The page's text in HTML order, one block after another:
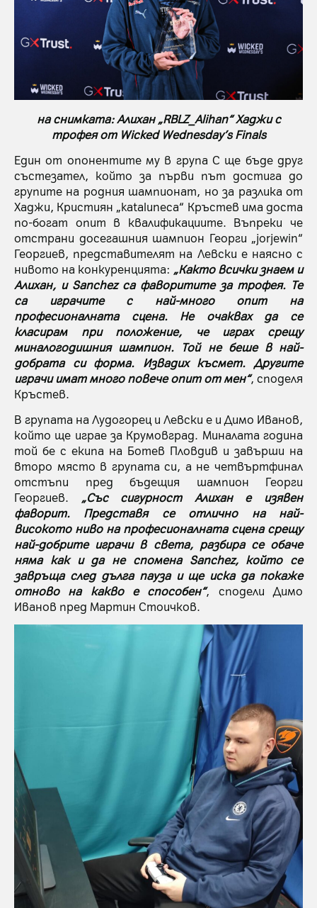
на снимката: Алихан „RBLZ_Alihan“ Хаджи с
трофея от Wicked Wednesday’s Finals
Един от опонентите му в група С ще бъде друг
състезател, който за първи път достига до
групите на родния шампионат, но за разлика от
Хаджи, Кристиян „kataluneca“ Кръстев има доста
по-богат опит в квалификациите. Въпреки че
отстрани досегашния шампион Георги „jorjewin“
Георгиев, представителят на Левски е наясно с
нивото на конкуренцията: „Както всички знаем и
Алихан, и Sanchez са фаворитите за трофея. Те
са играчите с най-много опит на
професионалната сцена. Не очаквах да се
класирам при положение, че играх срещу
миналогодишния шампион. Той не беше в най-
добрата си форма. Извадих късмет. Другите
играчи имат много повече опит от мен“, споделя
Кръстев.
В групата на Лудогорец и Левски е и Димо Иванов,
който ще играе за Крумовград. Миналата година
той бе с екипа на Ботев Пловдив и завърши на
второ място в групата си, а не четвъртфинал
отстъпи пред бъдещия шампион Георги
Георгиев. „Със сигурност Алихан е изявен
фаворит. Представя се отлично на най-
високото ниво на професионалната сцена срещу
най-добрите играчи в света, разбира се обаче
няма как и да не спомена Sanchez, който се
завръща след дълга пауза и ще иска да покаже
отново на какво е способен“, сподели Димо
Иванов пред Мартин Стоичков.